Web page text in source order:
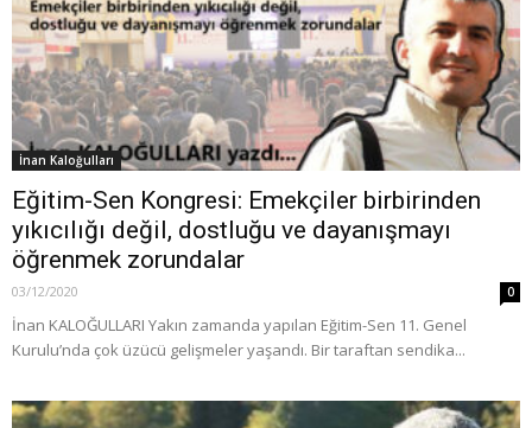
İnan Kaloğulları
Eğitim-Sen Kongresi: Emekçiler birbirinden
yıkıcılığı değil, dostluğu ve dayanışmayı
öğrenmek zorundalar
03/12/2020 0
İnan KALOĞULLARI Yakın zamanda yapılan Eğitim-Sen 11. Genel
Kurulu’nda çok üzücü gelişmeler yaşandı. Bir taraftan sendika...